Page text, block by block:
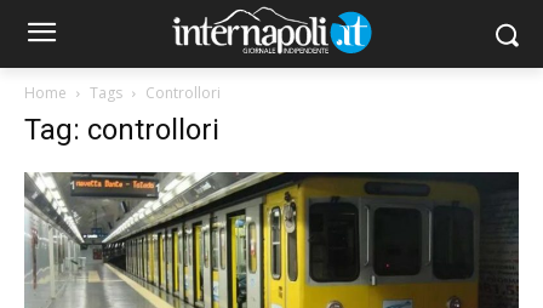
Home Tags Controllori
Tag: controllori